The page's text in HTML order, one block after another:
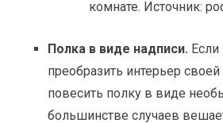
комнате. Источник:
Полка в виде надписи. Если
преобразить интерьер
повесить полку в виде
большинстве случаев